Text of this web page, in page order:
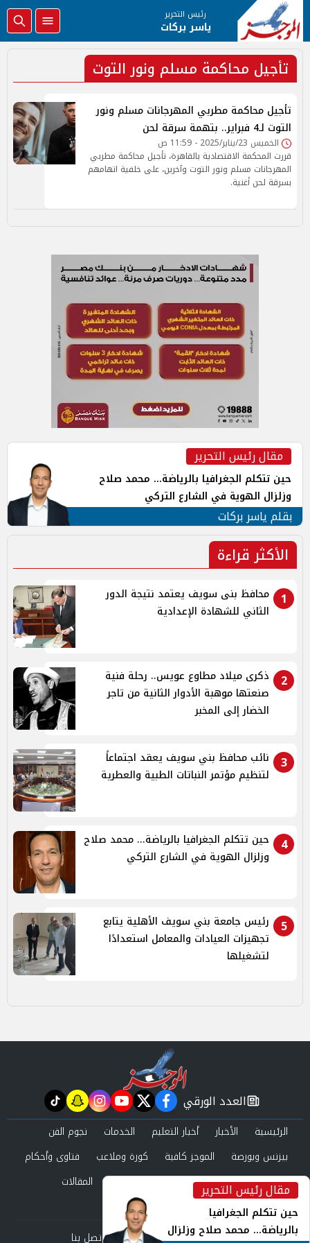
رئيس التحرير
ياسر بركات
تأجيل محاكمة مسلم ونور التوت
تأجيل محاكمة مطربي المهرجانات مسلم ونور
التوت لـ4 فبراير.. بتهمة سرقة لحن
الخميس 23/يناير/2025 - 11:59 ص
قررت المحكمة الاقتصادية بالقاهرة، تأجيل محاكمة مطربي
المهرجانات مسلم ونور التوت وآخرين، على خلفية اتهامهم
بسرقة لحن أغنية.
مقال رئيس التحرير
حين تتكلم الجغرافيا بالرياضة... محمد صلاح
وزلزال الهوية في الشارع التركي
بقلم ياسر بركات
الأكثر قراءة
1
محافظ بنى سويف يعتمد نتيجة الدور
الثاني للشهادة الإعدادية
2
ذكرى ميلاد مطاوع عويس.. رحلة فنية
صنعتها موهبة الأدوار الثانية من تاجر
الخضار إلى المخبر
3
نائب محافظ بني سويف يعقد اجتماعاً
لتنظيم مؤتمر النباتات الطبية والعطرية
4
حين تتكلم الجغرافيا بالرياضة... محمد صلاح
وزلزال الهوية في الشارع التركي
5
رئيس جامعة بني سويف الأهلية يتابع
تجهيزات العيادات والمعامل استعدادًا
لتشغيلها
مقال رئيس التحرير
حين تتكلم الجغرافيا
بالرياضة... محمد صلاح وزلزال
newspaper
العدد الورقي facebook
twitter
youtube
instagram
snapchat
tiktok
الرئيسية الأخبار أخبار التعليم الخدمات
نجوم الفن
بيزنس وبورصة
الموجز كافية كورة وملاعب
فتاوى وأحكام
صحة وجمال
عرب وعالم حوادث ومحاكم
المقالات
العدد الورقي
من نحن
سياسة الخصوصية اتصل بنا